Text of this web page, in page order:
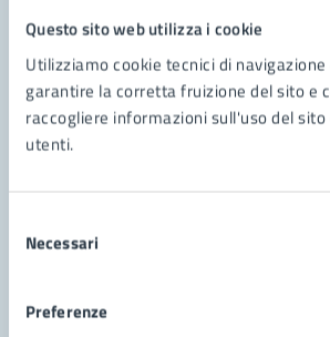
Questo sito web utilizza i cookie
Utilizziamo cookie tecnici di
garantire la corretta fruizione del sito e
raccogliere informazioni sull'uso del
utenti.
delNecessari
Preferenze
Contatta il comune
Leggi le domande frequenti
Segnala disservizio